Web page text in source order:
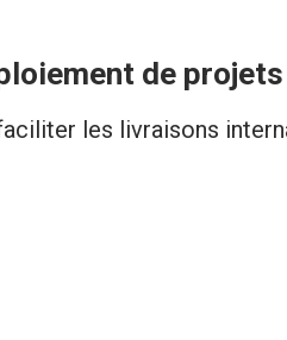
de projets
les livraisons